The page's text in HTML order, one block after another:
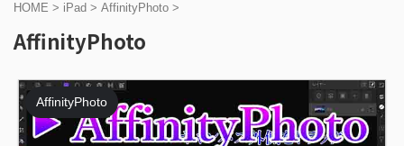
HOME > iPad > AffinityPhoto >
AffinityPhoto
AffinityPhoto